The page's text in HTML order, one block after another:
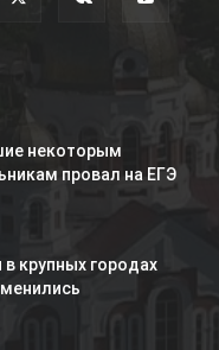
некоторым
провал на ЕГЭ
крупных городах